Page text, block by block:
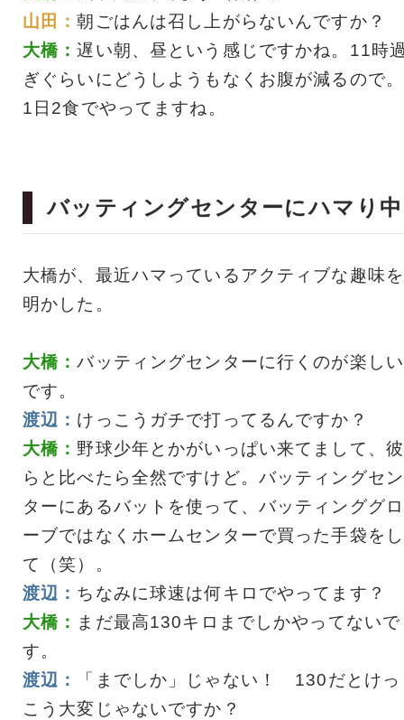
山田：朝ごはんは召し上がらないんですか？
大橋：遅い朝、昼という感じですかね。11時
ぎぐらいにどうしようもなくお腹が減るので。
1日2食でやってますね。
バッティングセンターにハマり中
大橋が、最近ハマっているアクティブな趣味を
明かした。
大橋：バッティングセンターに行くのが楽しい
です。
渡辺： けっこうガチで打ってるんですか？
大橋： 野球少年とかがいっぱい来てまして、彼
らと比べたら全然ですけど。バッティングセン
ターにあるバットを使って、バッティンググロ
ーブではなくホームセンターで買った手袋をし
て（笑）。
渡辺： ちなみに球速は何キロでやってます？
大橋： まだ最高130キロまでしかやってないで
す。
渡辺：
「までしか」じゃない！ 130だとけっ
こう大変じゃないですか？